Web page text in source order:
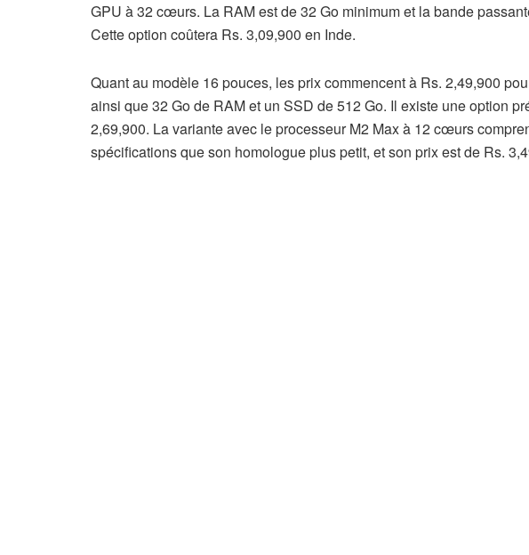
GPU à 32 cœurs. La RAM est de 32 Go minimum et la bande
Cette option coûtera Rs. 3,09,900 en Inde.
Quant au modèle 16 pouces, les prix commencent à Rs. 2,49,900
ainsi que 32 Go de RAM et un SSD de 512 Go. Il existe une option
2,69,900. La variante avec le processeur M2 Max à 12 cœurs
spécifications que son homologue plus petit, et son prix est de Rs.